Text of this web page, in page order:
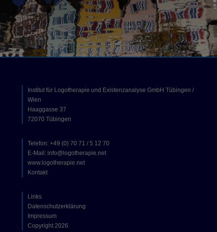
Institut für Logotherapie und Existenzanalyse GmbH Tübingen /
Wien
Haaggasse 37
72070 Tübingen
Telefon: +49 (0) 70 71 / 5 12 70
E-Mail: info@logotherapie.net
www.logotherapie.net
Kontakt
Links
Datenschutzerklärung
Impressum
Copyright 2026